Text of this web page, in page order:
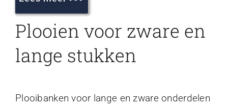
Plooien voor zware en
lange stukken
Plooibanken voor lange en zware onderdelen